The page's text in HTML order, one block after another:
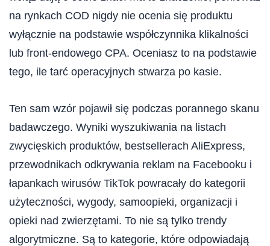
na rynkach COD nigdy nie ocenia się produktu
wyłącznie na podstawie współczynnika klikalności
lub front-endowego CPA. Oceniasz to na podstawie
tego, ile tarć operacyjnych stwarza po kasie.
Ten sam wzór pojawił się podczas porannego skanu
badawczego. Wyniki wyszukiwania na listach
zwycięskich produktów, bestsellerach AliExpress,
przewodnikach odkrywania reklam na Facebooku i
łapankach wirusów TikTok powracały do ​​kategorii
użyteczności, wygody, samoopieki, organizacji i
opieki nad zwierzętami. To nie są tylko trendy
algorytmiczne. Są to kategorie, które odpowiadają